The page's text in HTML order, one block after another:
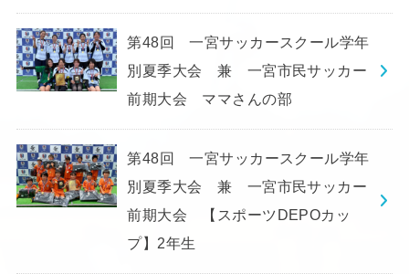
第48回 一宮サッカースクール学年
別夏季大会 兼 一宮市民サッカー
前期大会 ママさんの部
第48回 一宮サッカースクール学年
別夏季大会 兼 一宮市民サッカー
前期大会 【スポーツDEPOカッ
プ】2年生